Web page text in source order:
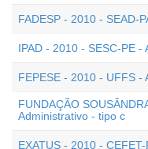
FADESP - 2010 - SEAD-
IPAD - 2010 - SESC-PE -
FEPESE - 2010 - UFFS -
FUNDAÇÃO
Administrativo - tipo c
EXATUS - 2010 -